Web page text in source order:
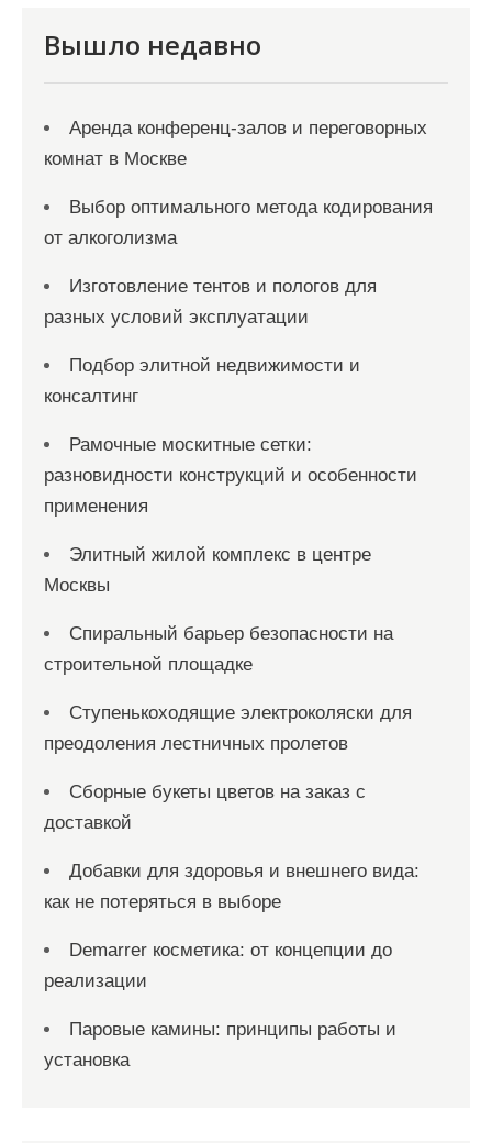
м
Вышло недавно
Аренда конференц-залов и переговорных
комнат в Москве
Выбор оптимального метода кодирования
от алкоголизма
Изготовление тентов и пологов для
разных условий эксплуатации
Подбор элитной недвижимости и
консалтинг
Рамочные москитные сетки:
разновидности конструкций и особенности
применения
Элитный жилой комплекс в центре
Москвы
Спиральный барьер безопасности на
строительной площадке
Ступенькоходящие электроколяски для
преодоления лестничных пролетов
Сборные букеты цветов на заказ с
доставкой
Добавки для здоровья и внешнего вида:
как не потеряться в выборе
Demarrer косметика: от концепции до
реализации
Паровые камины: принципы работы и
установка